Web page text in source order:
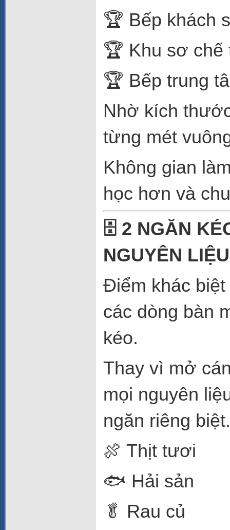
🏆 Bếp khách
🏆 Khu sơ chế
🏆 Bếp trung
Nhờ kích
từng mét
Không gian
học hơn và
🗄️ 2 NGĂN
NGUYÊN
Điểm khác
các dòng bàn
kéo.
Thay vì mở
mọi nguyên
ngăn riêng biệt.
🍖 Thịt tươi
🐟 Hải sản
🥬 Rau củ